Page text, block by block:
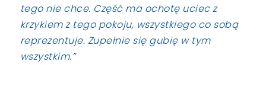
tego nie chce. Część ma ochotę uciec z
krzykiem z tego pokoju, wszystkiego co sobą
reprezentuje. Zupełnie się gubię w tym
wszystkim.”